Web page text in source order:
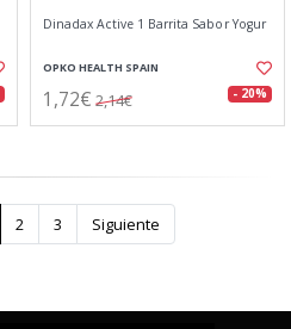
Dinadax Active 1 Barrita Sabor Yogur
OPKO HEALTH SPAIN
1,72€ 2,14€ - 20%
2 3 Siguiente